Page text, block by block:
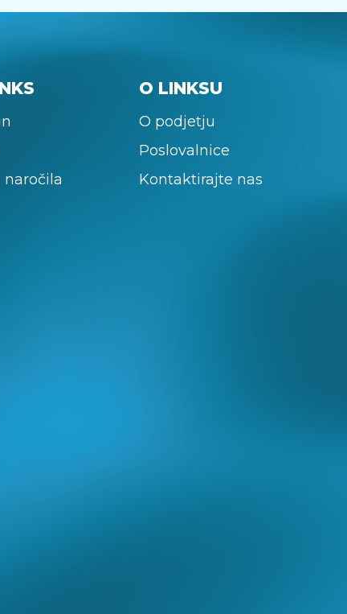
naročila
O LINKSU
O podjetju
Poslovalnice
Kontaktirajte nas